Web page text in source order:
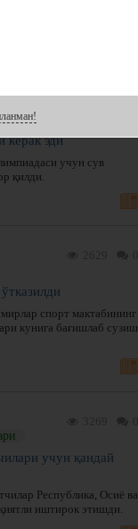
қилинди, унда
керак эди
учун сув
қилди.
спорт мактабининг
кунига бағишлаб сузиш
учун қандай
Республика, Осиё ва
иштирок этишди.